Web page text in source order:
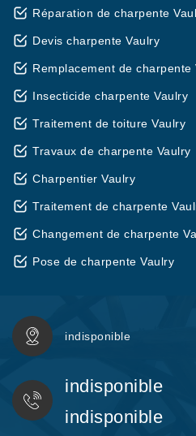
Réparation de charpente
Devis charpente Vaulry
Remplacement de charpente
Insecticide charpente Vaulry
Traitement de toiture Vaulry
Travaux de charpente Vaulry
Charpentier Vaulry
Traitement de charpente
Changement de charpente
Pose de charpente Vaulry
indisponible
indisponible
indisponible